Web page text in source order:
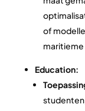
of
Education: